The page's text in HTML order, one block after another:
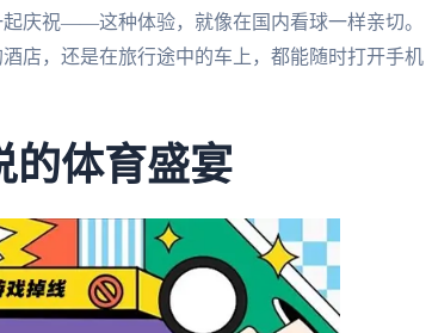
庆祝——这种体验，就像在国内看球一样亲切。
店，还是在旅行途中的车上，都能随时打开手机
的体育盛宴